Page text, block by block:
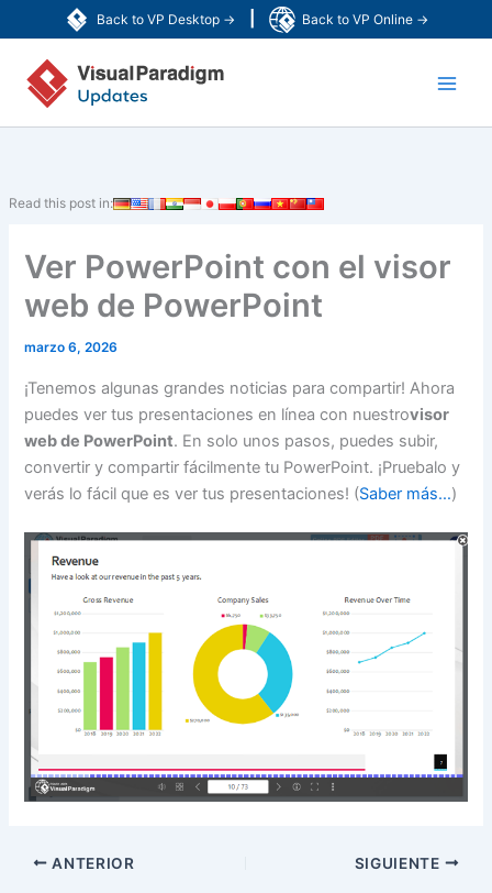
Back to VP Desktop → Back to VP Online →
al
contenido
Read this post in:
Ver PowerPoint con el visor
web de PowerPoint
marzo 6, 2026
¡Tenemos algunas grandes noticias para compartir! Ahora
puedes ver tus presentaciones en línea con nuestrovisor
web de PowerPoint. En solo unos pasos, puedes subir,
convertir y compartir fácilmente tu PowerPoint. ¡Pruebalo y
verás lo fácil que es ver tus presentaciones! (Saber más…)
ANTERIOR SIGUIENTE